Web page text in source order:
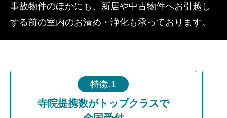
事故物件のほかにも、新居や中古物件へお引越し
する前の室内のお清め・浄化も承っております。
特徴.1
寺院提携数がトップクラスで